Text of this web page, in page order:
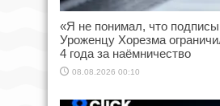
«Я не понимал, что
Уроженцу Хорезма
4 года за наёмничество
08.08.2026 00:10